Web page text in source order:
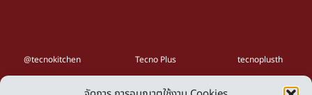
@tecnokitchen Tecno Plus tecnoplusth